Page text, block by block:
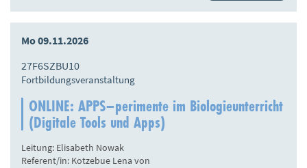
Mo 09.11.2026
27F6SZBU10
Fortbildungsveranstaltung
ONLINE: APPS–perimente im Biologieunterricht
(Digitale Tools und Apps)
Leitung: Elisabeth Nowak
Referent/in: Kotzebue Lena von